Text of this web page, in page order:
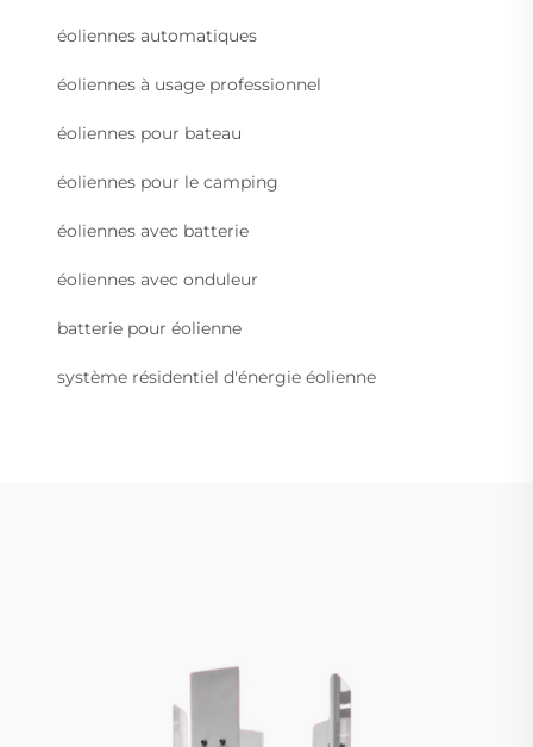
éoliennes automatiques
éoliennes à usage professionnel
éoliennes pour bateau
éoliennes pour le camping
éoliennes avec batterie
éoliennes avec onduleur
batterie pour éolienne
système résidentiel d'énergie éolienne